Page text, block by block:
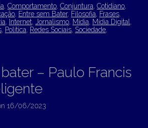
Comportamento Conjuntura Cotidiano
Entre sem Bater, Filosofia Frases
Internet Jornalismo Mídia Mídia Digital
Política Redes Sociais Sociedade
– Paulo Francis
16/06/2023